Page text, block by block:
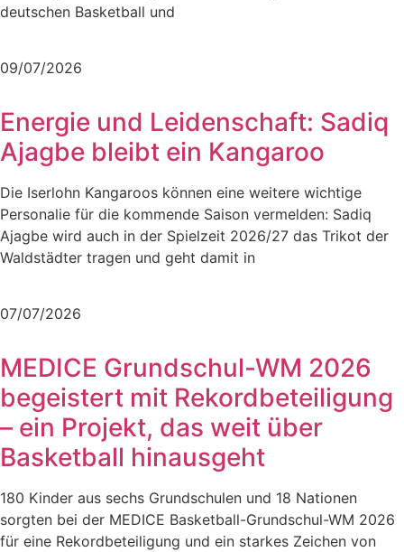
deutschen Basketball und
09/07/2026
Energie und Leidenschaft: Sadiq
Ajagbe bleibt ein Kangaroo
Die Iserlohn Kangaroos können eine weitere wichtige
Personalie für die kommende Saison vermelden: Sadiq
Ajagbe wird auch in der Spielzeit 2026/27 das Trikot der
Waldstädter tragen und geht damit in
07/07/2026
MEDICE Grundschul-WM 2026
begeistert mit Rekordbeteiligung
– ein Projekt, das weit über
Basketball hinausgeht
180 Kinder aus sechs Grundschulen und 18 Nationen
sorgten bei der MEDICE Basketball-Grundschul-WM 2026
für eine Rekordbeteiligung und ein starkes Zeichen von